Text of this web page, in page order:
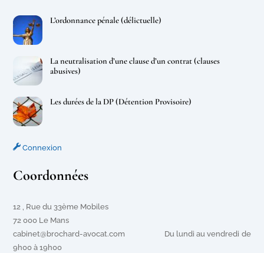
L’ordonnance pénale (délictuelle)
La neutralisation d’une clause d’un contrat (clauses
abusives)
Les durées de la DP (Détention Provisoire)
Connexion
Coordonnées
12 , Rue du 33ème Mobiles
72 000 Le Mans
cabinet@brochard-avocat.com Du lundi au vendredi de
9h00 à 19h00